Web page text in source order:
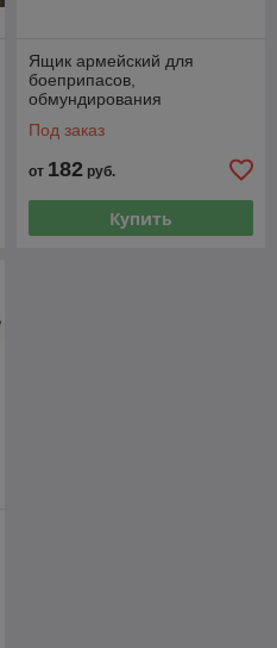
Ящик армейский для
боеприпасов,
обмундирования
Под заказ
от 182 руб.
Купить